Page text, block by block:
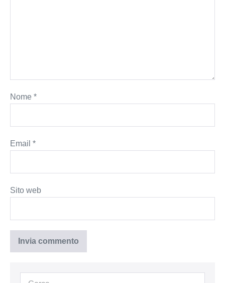
Nome *
Email *
Sito web